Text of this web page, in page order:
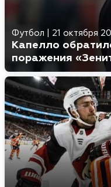
Футбол 21 октября
Капелло
поражения